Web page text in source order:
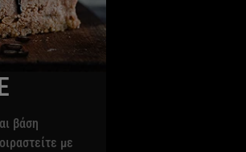
βάση
με